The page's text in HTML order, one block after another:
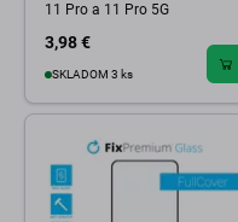
11 Pro a 11 Pro 5G
3,98 €
SKLADOM 3 ks